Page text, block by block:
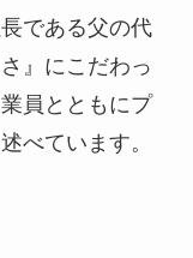
である父の代
』にこだわっ
員とともにプ
べています。